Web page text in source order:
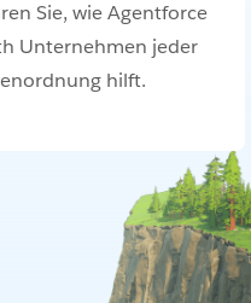
Sie, wie Agentforce
Unternehmen jeder
hilft.